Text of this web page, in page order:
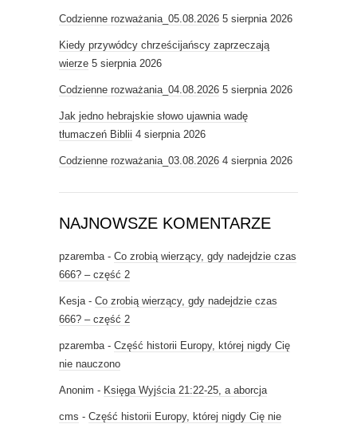
Codzienne rozważania_05.08.2026 5 sierpnia 2026
Kiedy przywódcy chrześcijańscy zaprzeczają
wierze 5 sierpnia 2026
Codzienne rozważania_04.08.2026 5 sierpnia 2026
Jak jedno hebrajskie słowo ujawnia wadę
tłumaczeń Biblii 4 sierpnia 2026
Codzienne rozważania_03.08.2026 4 sierpnia 2026
NAJNOWSZE KOMENTARZE
pzaremba- Co zrobią wierzący, gdy nadejdzie czas
666? – część 2
Kesja- Co zrobią wierzący, gdy nadejdzie czas
666? – część 2
pzaremba- Część historii Europy, której nigdy Cię
nie nauczono
Anonim - Księga Wyjścia 21:22-25, a aborcja
cms - Część historii Europy, której nigdy Cię nie